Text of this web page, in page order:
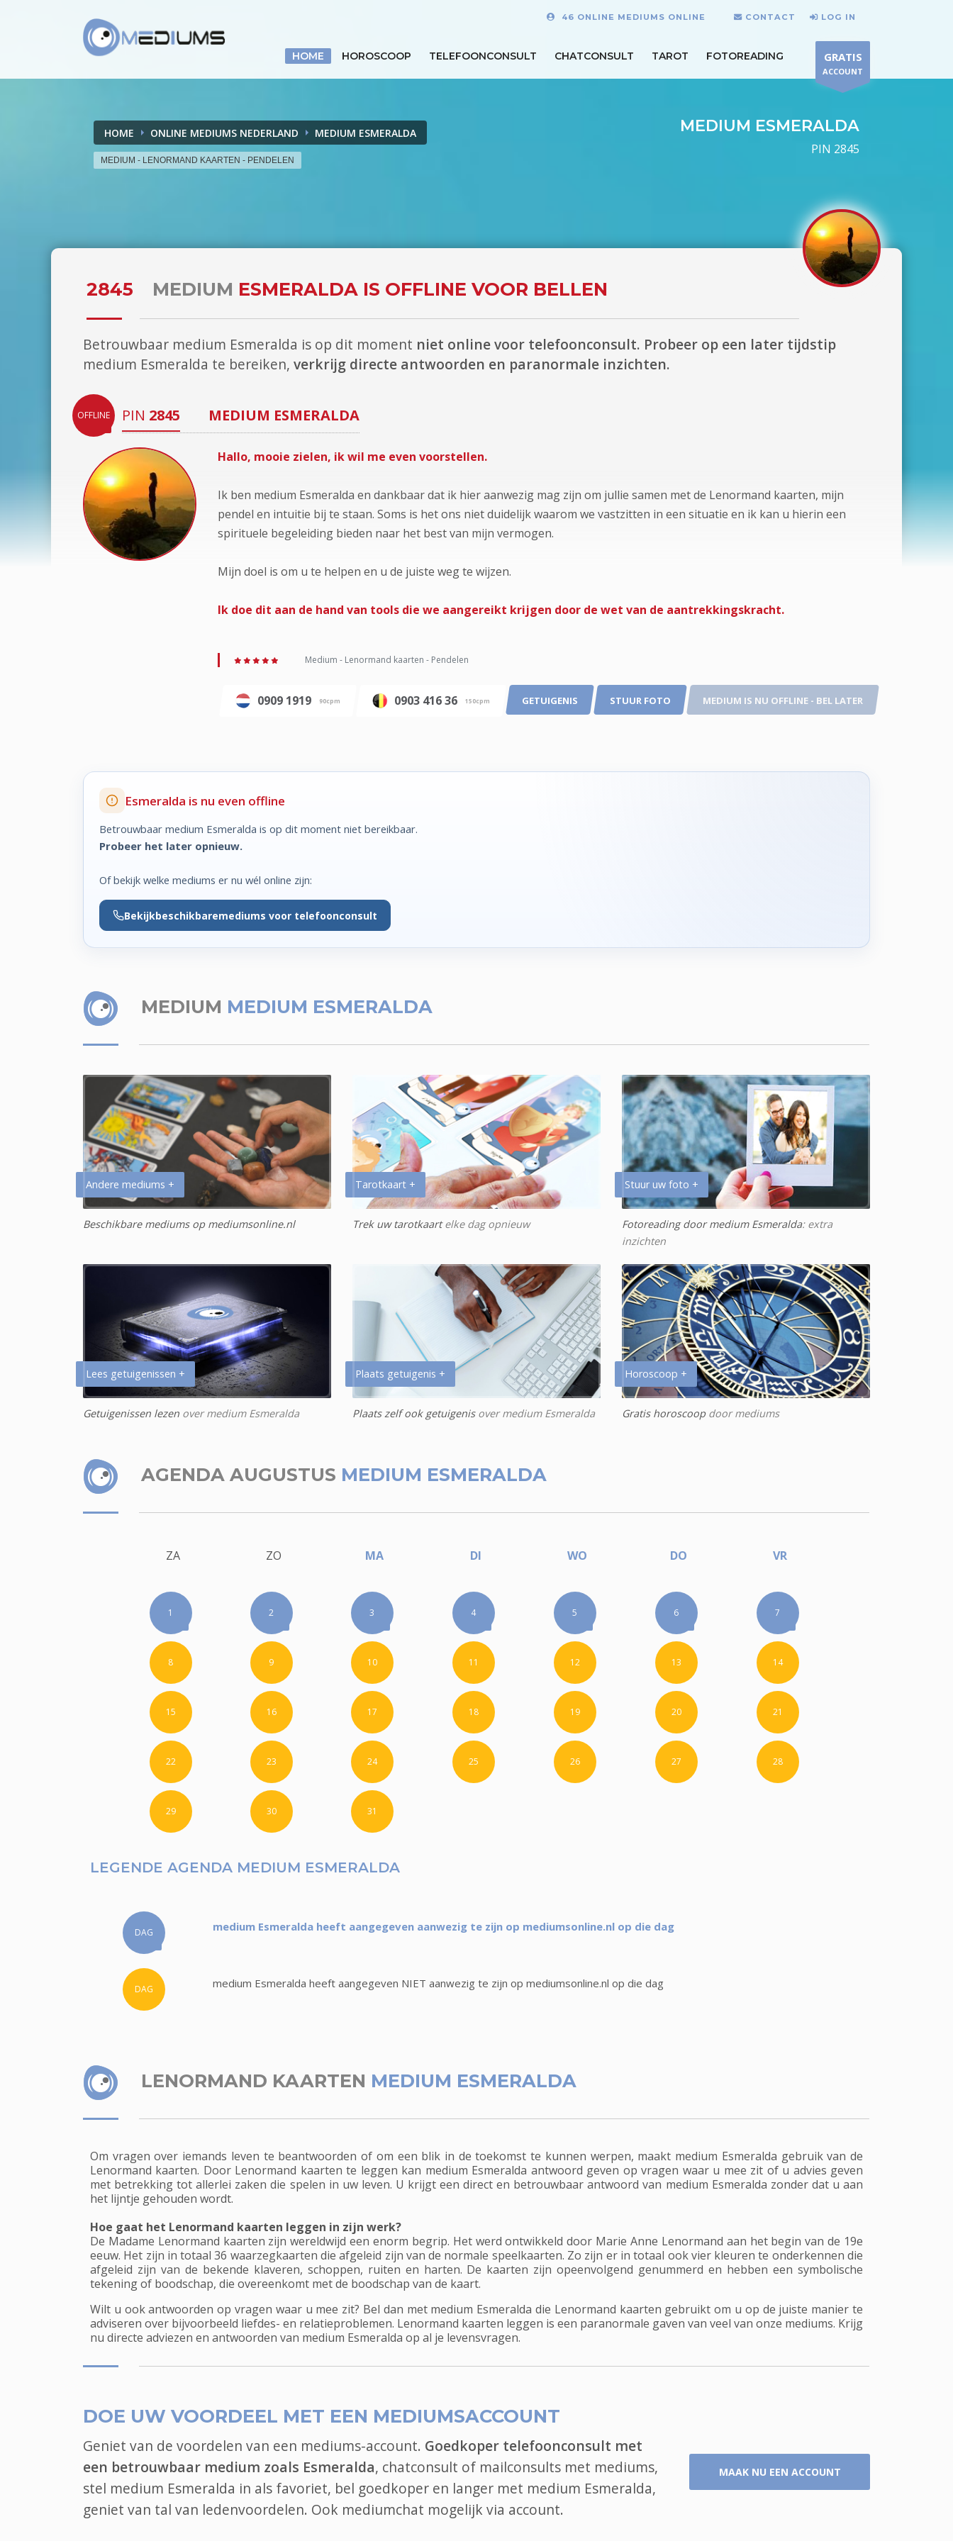
46 ONLINE MEDIUMS ONLINE CONTACT LOG IN
HOME HOROSCOOP TELEFOONCONSULT CHATCONSULT TAROT FOTOREADING GRATIS
ACCOUNT
HOME ONLINE MEDIUMS NEDERLAND MEDIUM ESMERALDA
MEDIUM - LENORMAND KAARTEN - PENDELEN
MEDIUM ESMERALDA
PIN 2845
2845 MEDIUM ESMERALDA IS OFFLINE VOOR BELLEN
Betrouwbaar medium Esmeralda is op dit moment niet online voor telefoonconsult. Probeer op een later tijdstip
medium Esmeralda te bereiken, verkrijg directe antwoorden en paranormale inzichten.
OFFLINE PIN 2845 MEDIUM ESMERALDA
Hallo, mooie zielen, ik wil me even voorstellen.
Ik ben medium Esmeralda en dankbaar dat ik hier aanwezig mag zijn om jullie samen met de Lenormand kaarten, mijn
pendel en intuitie bij te staan. Soms is het ons niet duidelijk waarom we vastzitten in een situatie en ik kan u hierin een
spirituele begeleiding bieden naar het best van mijn vermogen.
Mijn doel is om u te helpen en u de juiste weg te wijzen.
Ik doe dit aan de hand van tools die we aangereikt krijgen door de wet van de aantrekkingskracht.
Medium - Lenormand kaarten - Pendelen
0909 1919 90cpm 0903 416 36 150cpm GETUIGENIS STUUR FOTO MEDIUM IS NU OFFLINE - BEL LATER
Esmeralda is nu even offline
Betrouwbaar medium Esmeralda is op dit moment niet bereikbaar.
Probeer het later opnieuw.
Of bekijk welke mediums er nu wél online zijn:
Bekijkbeschikbaremediums voor telefoonconsult
MEDIUM MEDIUM ESMERALDA
Andere mediums +
Beschikbare mediums op mediumsonline.nl
Tarotkaart +
Trek uw tarotkaartelke dag opnieuw
Stuur uw foto +
Fotoreading door medium Esmeralda: extra
inzichten
Lees getuigenissen +
Getuigenissen lezen over medium Esmeralda
Plaats getuigenis +
Plaats zelf ook getuigenisover medium Esmeralda
Horoscoop +
Gratis horoscoopdoor mediums
AGENDA AUGUSTUS MEDIUM ESMERALDA
ZA ZO MA DI WO DO VR
1 2 3 4 5 6 7
8 9 10 11 12 13 14
15 16 17 18 19 20 21
22 23 24 25 26 27 28
29 30 31
LEGENDE AGENDA MEDIUM ESMERALDA
DAG medium Esmeralda heeft aangegeven aanwezig te zijn op mediumsonline.nl op die dag
DAG medium Esmeralda heeft aangegeven NIET aanwezig te zijn op mediumsonline.nl op die dag
LENORMAND KAARTEN MEDIUM ESMERALDA
Om vragen over iemands leven te beantwoorden of om een blik in de toekomst te kunnen werpen, maakt medium Esmeralda gebruik van de
Lenormand kaarten. Door Lenormand kaarten te leggen kan medium Esmeralda antwoord geven op vragen waar u mee zit of u advies geven
met betrekking tot allerlei zaken die spelen in uw leven. U krijgt een direct en betrouwbaar antwoord van medium Esmeralda zonder dat u aan
het lijntje gehouden wordt.
Hoe gaat het Lenormand kaarten leggen in zijn werk?
De Madame Lenormand kaarten zijn wereldwijd een enorm begrip. Het werd ontwikkeld door Marie Anne Lenormand aan het begin van de 19e
eeuw. Het zijn in totaal 36 waarzegkaarten die afgeleid zijn van de normale speelkaarten. Zo zijn er in totaal ook vier kleuren te onderkennen die
afgeleid zijn van de bekende klaveren, schoppen, ruiten en harten. De kaarten zijn opeenvolgend genummerd en hebben een symbolische
tekening of boodschap, die overeenkomt met de boodschap van de kaart.
Wilt u ook antwoorden op vragen waar u mee zit? Bel dan met medium Esmeralda die Lenormand kaarten gebruikt om u op de juiste manier te
adviseren over bijvoorbeeld liefdes- en relatieproblemen. Lenormand kaarten leggen is een paranormale gaven van veel van onze mediums. Krijg
nu directe adviezen en antwoorden van medium Esmeralda op al je levensvragen.
DOE UW VOORDEEL MET EEN MEDIUMSACCOUNT
Geniet van de voordelen van een mediums-account. Goedkoper telefoonconsult met
een betrouwbaar medium zoals Esmeralda, chatconsult of mailconsults met mediums,
stel medium Esmeralda in als favoriet, bel goedkoper en langer met medium Esmeralda,
geniet van tal van ledenvoordelen. Ook mediumchat mogelijk via account.
MAAK NU EEN ACCOUNT